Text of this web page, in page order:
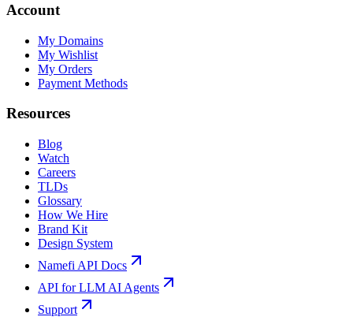
Account
My Domains
My Wishlist
My Orders
Payment Methods
Resources
Blog
Watch
Careers
TLDs
Glossary
How We Hire
Brand Kit
Design System
Namefi API Docs
API for LLM AI Agents
Support